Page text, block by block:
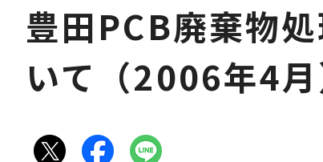
豊田PCB廃棄物
いて（2006年4月